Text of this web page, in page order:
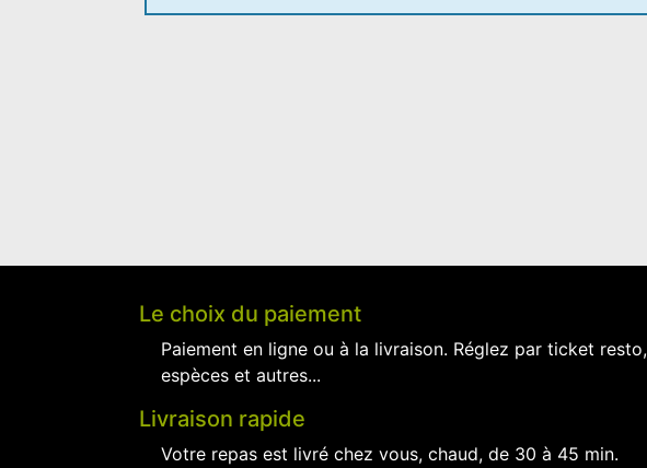
Le choix du paiement
Paiement en ligne ou à la livraison. Réglez par ticket
espèces et autres...
Livraison rapide
Votre repas est livré chez vous, chaud, de 30 à 45 min.